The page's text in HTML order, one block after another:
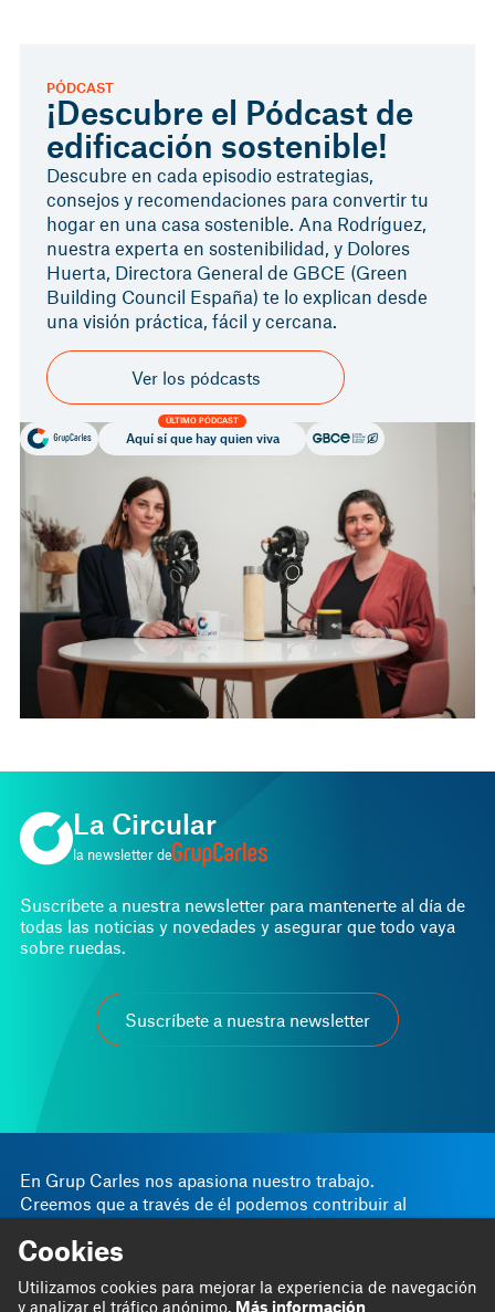
¡Descubre el Pódcast de
edificación sostenible!
PÓDCAST
Descubre en cada episodio estrategias,
consejos y recomendaciones para convertir tu
hogar en una casa sostenible. Ana Rodríguez,
nuestra experta en sostenibilidad, y Dolores
Huerta, Directora General de GBCE (Green
Building Council España) te lo explican desde
una visión práctica, fácil y cercana.
Ver los pódcasts
Aquí sí que hay quien viva
ÚLTIMO PÓDCAST
En Grup Carles nos apasiona nuestro trabajo.
Creemos que a través de él podemos contribuir al
Somos
Hacemos
Proyectos
La Circular
la newsletter de
Suscríbete a nuestra newsletter para mantenerte al día de
todas las noticias y novedades y asegurar que todo vaya
sobre ruedas.
Suscríbete a nuestra newsletter
Cookies
Utilizamos cookies para mejorar la experiencia de navegación
y analizar el tráfico anónimo. Más información